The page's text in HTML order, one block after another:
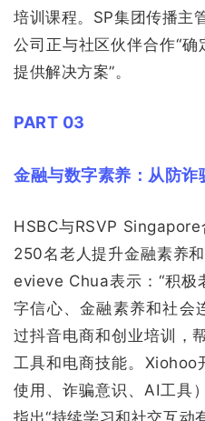
培训课程。SP集团传播主
公司正与社区伙伴合作“
提供解决方案”。
PART 03
金融与数字素养：从防诈
HSBC与RSVP Singapore
250名老人提升金融素养
evieve Chua表示：“积
字信心、金融素养和社会
过抖音电商和创业培训，
工具和电商技能。Xiohoo
使用、诈骗意识、AI工具